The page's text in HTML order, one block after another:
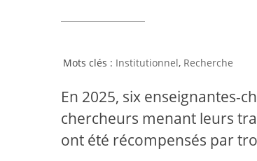
Institutionnel, Recherche
En 2025, six enseignantes-
chercheurs menant leurs
ont été récompensés par